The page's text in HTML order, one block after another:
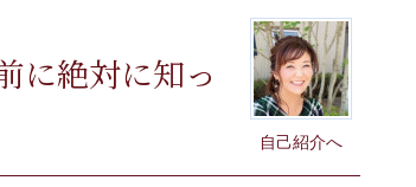
自己紹介へ
に絶対に知っ